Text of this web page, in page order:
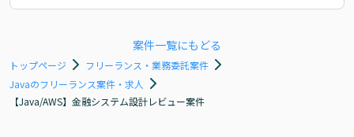
案件一覧にもどる
トップページ
フリーランス・業務委託案件
Javaのフリーランス案件・求人
【Java/AWS】金融システム設計レビュー案件